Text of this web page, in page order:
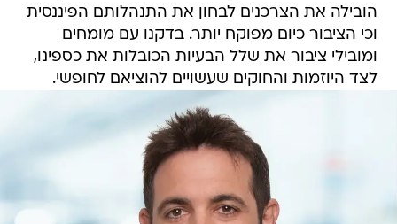
הובילה את הצרכנים לבחון את התנהלותם הפיננסית
וכי הציבור כיום מפוקח יותר. בדקנו עם מומחים
ומובילי ציבור את שלל הבעיות הכובלות את כספינו,
לצד היוזמות והחוקים שעשויים להוציאם לחופשי.